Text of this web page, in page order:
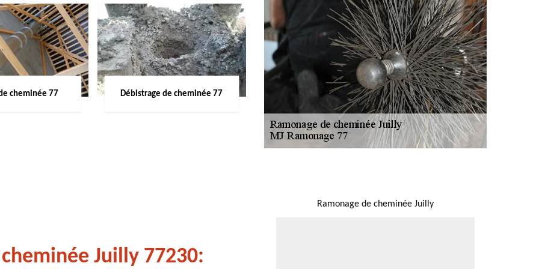
cheminée 77 Débistrage de cheminée 77
Juilly 77230:
Ramonage de cheminée Juilly